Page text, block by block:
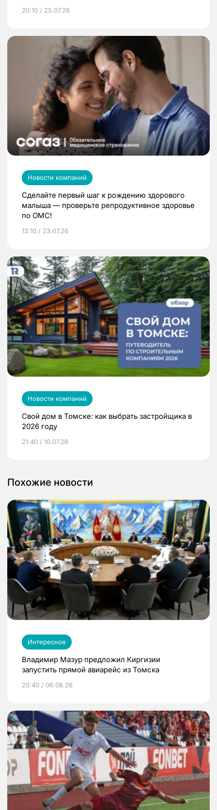
20:10 / 25.07.26
Новости компаний
Сделайте первый шаг к рождению здорового
малыша — проверьте репродуктивное здоровье
по ОМС!
13:10 / 23.07.26
Новости компаний
Свой дом в Томске: как выбрать застройщика в
2026 году
21:40 / 10.07.26
Похожие новости
Интересное
Владимир Мазур предложил Киргизии
запустить прямой авиарейс из Томска
20:40 / 06.08.26